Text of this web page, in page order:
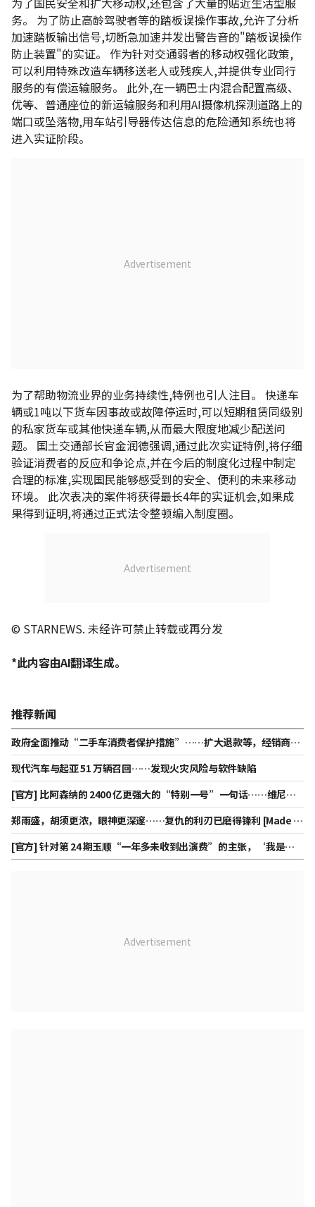
务。 为了防止高龄驾驶者等的踏板误操作事故,允许了分析
加速踏板输出信号,切断急加速并发出警告音的"踏板误操作
防止装置"的实证。 作为针对交通弱者的移动权强化政策,
可以利用特殊改造车辆移送老人或残疾人,并提供专业同行
服务的有偿运输服务。 此外,在一辆巴士内混合配置高级、
优等、普通座位的新运输服务和利用AI摄像机探测道路上的
端口或坠落物,用车站引导器传达信息的危险通知系统也将
进入实证阶段。
为了帮助物流业界的业务持续性,特例也引人注目。 快递车
辆或1吨以下货车因事故或故障停运时,可以短期租赁同级别
的私家货车或其他快递车辆,从而最大限度地减少配送问
题。 国土交通部长官金润德强调,通过此次实证特例,将仔细
验证消费者的反应和争论点,并在今后的制度化过程中制定
合理的标准,实现国民能够感受到的安全、便利的未来移动
环境。 此次表决的案件将获得最长4年的实证机会,如果成
果得到证明,将通过正式法令整顿编入制度圈。
© STARNEWS. 未经许可禁止转载或再分发
*此内容由AI翻译生成。
推荐新闻
政府全面推动“二手车消费者保护措施”……扩大退款等，经销商担
保责任加重
现代汽车与起亚 51 万辆召回……发现火灾风险与软件缺陷
[官方] 比阿森纳的 2400 亿更强大的“特别一号”一句话……维尼修
斯与皇家马德里续约至 2032年，“再留 6年”
郑雨盛，胡须更浓，眼神更深邃……复仇的利刃已磨得锋利 [Made in
Korea 第二季]
[官方] 针对第 24 期玉顺“一年多未收到出演费”的主张，‘我是独
身’方面回应称“已全额支付完毕”。